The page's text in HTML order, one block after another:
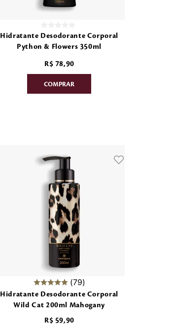
Hidratante Desodorante Corporal
Python & Flowers 350ml
R$ 78,90
79
Hidratante Desodorante Corporal
Wild Cat 200ml Mahogany
R$ 59,90